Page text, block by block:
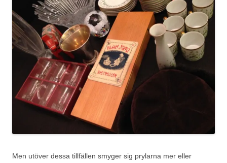
Men utöver dessa tillfällen smyger sig prylarna mer eller